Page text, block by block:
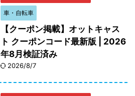
車・自転車
【クーポン掲載】オットキャス
ト クーポンコード最新版 | 2026
年8月検証済み
2026/8/7